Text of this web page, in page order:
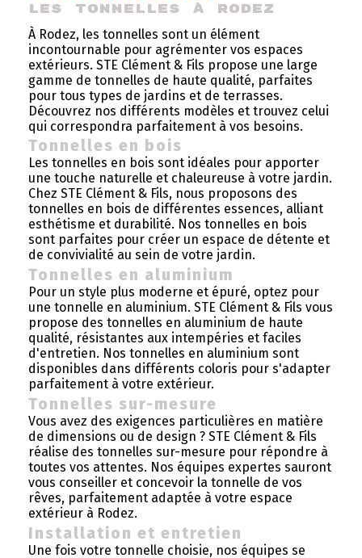
Les tonnelles à Rodez
À Rodez, les tonnelles sont un élément
incontournable pour agrémenter vos espaces
extérieurs. STE Clément & Fils propose une large
gamme de tonnelles de haute qualité, parfaites
pour tous types de jardins et de terrasses.
Découvrez nos différents modèles et trouvez celui
qui correspondra parfaitement à vos besoins.
Tonnelles en bois
Les tonnelles en bois sont idéales pour apporter
une touche naturelle et chaleureuse à votre jardin.
Chez STE Clément & Fils, nous proposons des
tonnelles en bois de différentes essences, alliant
esthétisme et durabilité. Nos tonnelles en bois
sont parfaites pour créer un espace de détente et
de convivialité au sein de votre jardin.
Tonnelles en aluminium
Pour un style plus moderne et épuré, optez pour
une tonnelle en aluminium. STE Clément & Fils vous
propose des tonnelles en aluminium de haute
qualité, résistantes aux intempéries et faciles
d'entretien. Nos tonnelles en aluminium sont
disponibles dans différents coloris pour s'adapter
parfaitement à votre extérieur.
Tonnelles sur-mesure
Vous avez des exigences particulières en matière
de dimensions ou de design ? STE Clément & Fils
réalise des tonnelles sur-mesure pour répondre à
toutes vos attentes. Nos équipes expertes sauront
vous conseiller et concevoir la tonnelle de vos
rêves, parfaitement adaptée à votre espace
extérieur à Rodez.
Installation et entretien
Une fois votre tonnelle choisie, nos équipes se